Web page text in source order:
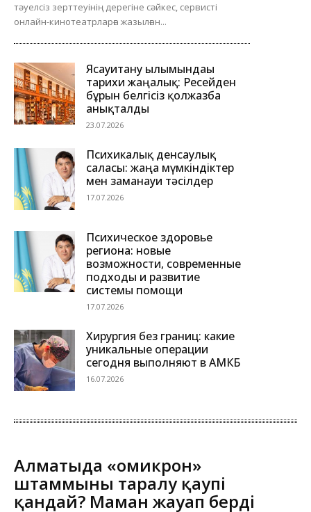
тәуелсіз зерттеуінің дерегіне сәйкес, сервисті
онлайн-кинотеатрларға жазылған...
Ясауитану ғылымындағы
тарихи жаңалық: Ресейден
бұрын белгісіз қолжазба
анықталды
23.07.2026
Психикалық денсаулық
саласы: жаңа мүмкіндіктер
мен заманауи тәсілдер
17.07.2026
Психическое здоровье
региона: новые
возможности, современные
подходы и развитие
системы помощи
17.07.2026
Хирургия без границ: какие
уникальные операции
сегодня выполняют в АМКБ
16.07.2026